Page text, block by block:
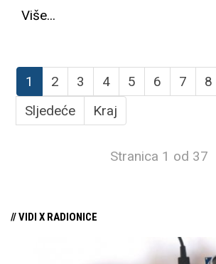
Više...
1 2 3 4 5 6 7 8
Sljedeće
Kraj
Stranica 1 od 37
// VIDI X RADIONICE